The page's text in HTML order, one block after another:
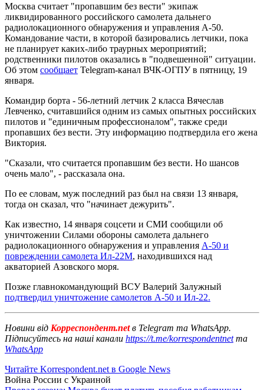
Москва считает "пропавшим без вести" экипаж
ликвидированного российского самолета дальнего
радиолокационного обнаружения и управления А-50.
Командование части, в которой базировались летчики, пока
не планирует каких-либо траурных мероприятий;
родственники пилотов оказались в "подвешенной" ситуации.
Об этом сообщает Telegram-канал ВЧК-ОГПУ в пятницу, 19
января.
Командир борта - 56-летний летчик 2 класса Вячеслав
Левченко, считавшийся одним из самых опытных российских
пилотов и "единичным профессионалом", также среди
пропавших без вести. Эту информацию подтвердила его жена
Виктория.
"Сказали, что считается пропавшим без вести. Но шансов
очень мало", - рассказала она.
По ее словам, муж последний раз был на связи 13 января,
тогда он сказал, что "начинает дежурить".
Как известно, 14 января соцсети и СМИ сообщили об
уничтожении Силами обороны самолета дальнего
радиолокационного обнаружения и управления А-50 и
повреждении самолета Ил-22М, находившихся над
акваторией Азовского моря.
Позже главнокомандующий ВСУ Валерий Залужный
подтвердил уничтожение самолетов А-50 и Ил-22.
Новини від Корреспондент.netв Telegram та WhatsApp.
Підписуйтесь на наші канали https://t.me/korrespondentnetта
WhatsApp
Читайте Korrespondent.net в Google News
Война России с Украиной